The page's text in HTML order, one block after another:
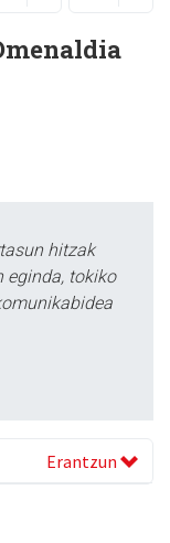
hitzak
eginda, tokiko
Erantzun